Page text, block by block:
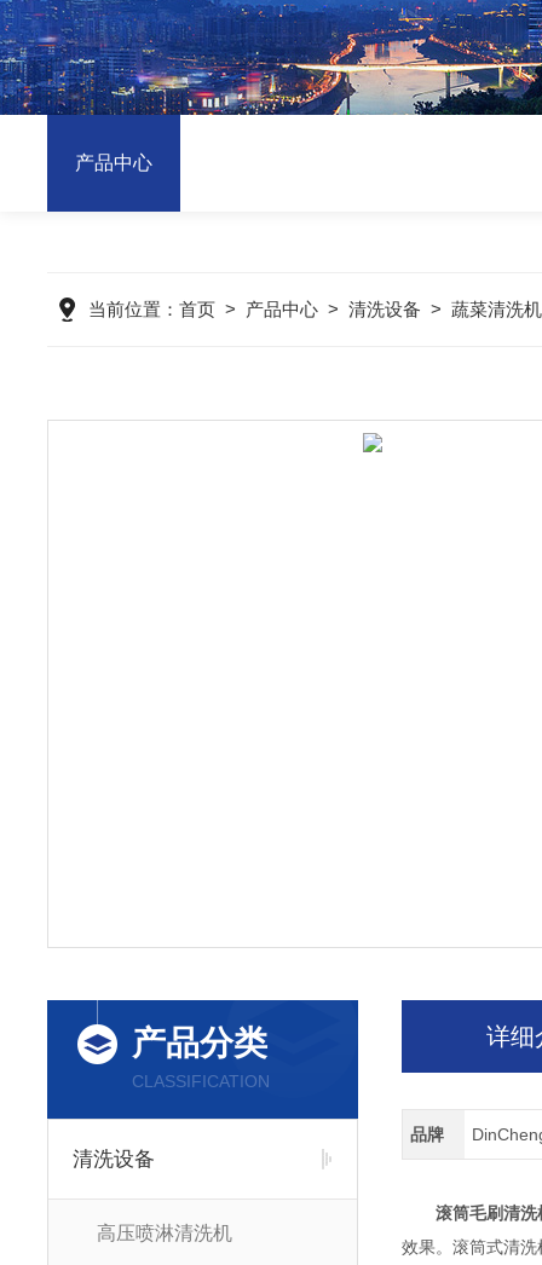
产品中心
当前位置： 首页 > 产品中心 > 清洗设备 > 蔬菜清洗机
产品分类
CLASSIFICATION
清洗设备
高压喷淋清洗机
详细
品牌
滚筒毛刷清洗
效果。滚筒式清